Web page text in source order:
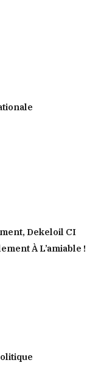
Dekeloil CI
À L’amiable !